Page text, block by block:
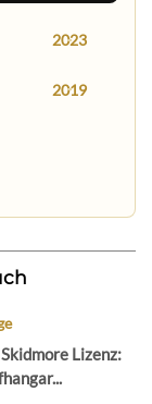
2023
2019
Lizenz: